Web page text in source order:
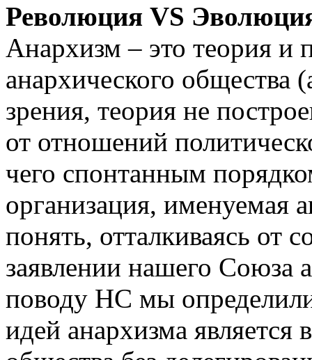
Революция VS
Анархизм – это теория и
анархического общества
зрения, теория не
от отношений
чего спонтанным
организация, именуемая
понять, отталкиваясь от
заявлении нашего
поводу НС мы
идей анархизма является